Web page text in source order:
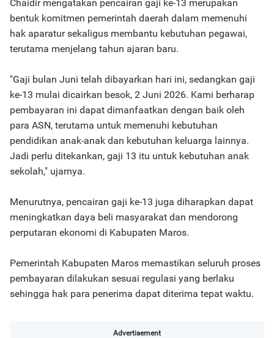
Chaidir mengatakan pencairan gaji ke-13 merupakan
bentuk komitmen pemerintah daerah dalam memenuhi
hak aparatur sekaligus membantu kebutuhan pegawai,
terutama menjelang tahun ajaran baru.
"Gaji bulan Juni telah dibayarkan hari ini, sedangkan gaji
ke-13 mulai dicairkan besok, 2 Juni 2026. Kami berharap
pembayaran ini dapat dimanfaatkan dengan baik oleh
para ASN, terutama untuk memenuhi kebutuhan
pendidikan anak-anak dan kebutuhan keluarga lainnya.
Jadi perlu ditekankan, gaji 13 itu untuk kebutuhan anak
sekolah," ujarnya.
Menurutnya, pencairan gaji ke-13 juga diharapkan dapat
meningkatkan daya beli masyarakat dan mendorong
perputaran ekonomi di Kabupaten Maros.
Pemerintah Kabupaten Maros memastikan seluruh proses
pembayaran dilakukan sesuai regulasi yang berlaku
sehingga hak para penerima dapat diterima tepat waktu.
Advertisement